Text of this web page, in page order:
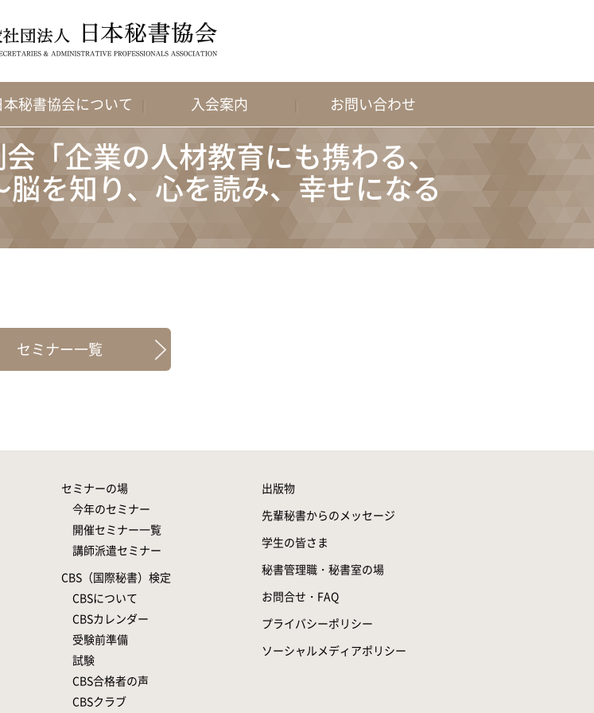
本秘書協会について 入会案内 お問い合わせ
「企業の人材教育にも携わる、
を知り、心を読み、幸せになる
セミナー一覧
セミナーの場
今年のセミナー
開催セミナー一覧
講師派遣セミナー
CBS（国際秘書）検定
CBSについて
CBSカレンダー
受験前準備
試験
CBS合格者の声
CBSクラブ
出版物
先輩秘書からのメッセージ
学生の皆さま
秘書管理職・秘書室の場
お問合せ・FAQ
プライバシーポリシー
ソーシャルメディアポリシー